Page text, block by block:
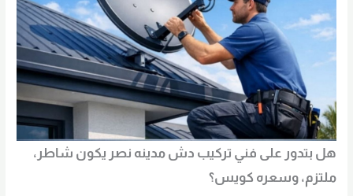
هل بتدور على فني تركيب دش مدينه نصر يكون شاطر،
ملتزم، وسعره كويس؟